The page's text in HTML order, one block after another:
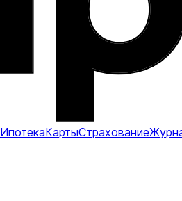
ИпотекаКартыСтрахование